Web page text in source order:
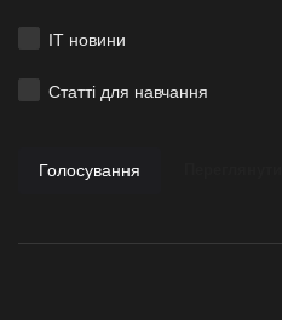
ІТ новини
Статті для навчання
Голосування